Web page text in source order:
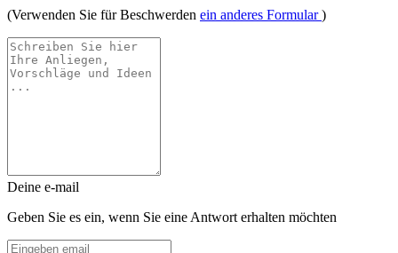
(Verwenden Sie für Beschwerden ein anderes Formular)
Deine e-mail
Geben Sie es ein, wenn Sie eine Antwort erhalten möchten